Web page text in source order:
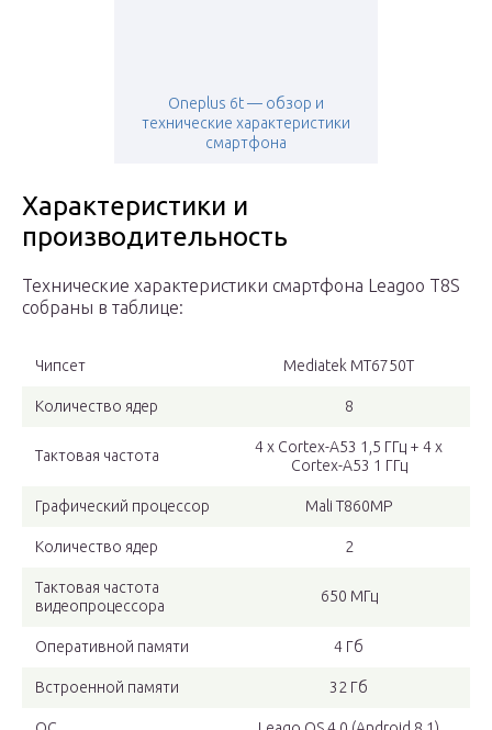
Oneplus 6t — обзор и
технические характеристики
смартфона
Характеристики и
производительность
Технические характеристики смартфона Leagoo T8S
собраны в таблице:
Чипсет Mediatek MT6750T
Количество ядер 8
Тактовая частота
4 х Cortex-A53 1,5 ГГц + 4 х
Cortex-A53 1 ГГц
Графический процессор Mali T860MP
Количество ядер 2
Тактовая частота
видеопроцессора
650 МГц
Оперативной памяти 4 Гб
Встроенной памяти 32 Гб